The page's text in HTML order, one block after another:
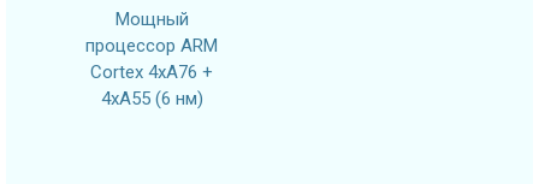
Мощный
процессор ARM
Cortex 4xA76 +
4xA55 (6 нм)